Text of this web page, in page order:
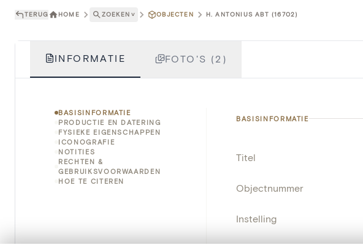
TERUG HOME ZOEKEN ˅ OBJECTEN H. ANTONIUS ABT (16702)
INFORMATIE FOTO'S (2)
BASISINFORMATIE
PRODUCTIE EN DATERING
FYSIEKE EIGENSCHAPPEN
ICONOGRAFIE
NOTITIES
RECHTEN &
GEBRUIKSVOORWAARDEN
HOE TE CITEREN
BASISINFORMATIE
Titel
Objectnummer
Instelling